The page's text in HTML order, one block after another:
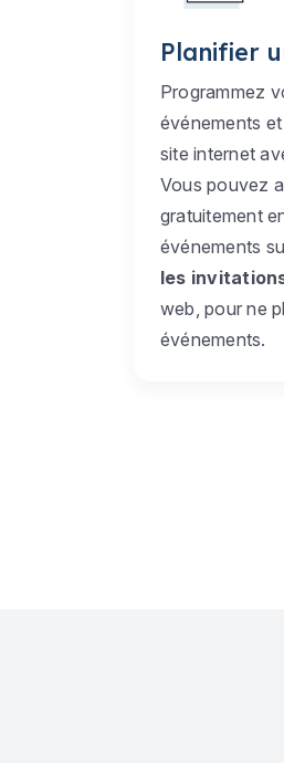
Planifier
Programmez
événements
site internet
Vous pouvez
gratuitement
événements
les
web, pour ne
événements.